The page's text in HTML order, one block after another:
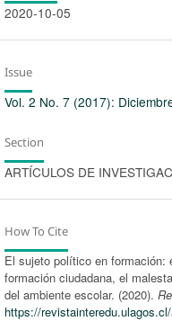
2020-10-05
Issue
Vol. 2 No. 7 (2017):
Section
ARTÍCULOS DE
How To Cite
El sujeto político en
formación ciudadana, el
del ambiente escolar. (2020).
https://